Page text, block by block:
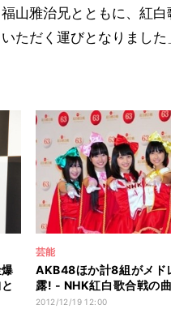
山雅治兄とともに、紅
ただく運びとなりました
芸能
AKB48ほか計8組がメド
露! - NHK紅白歌合戦の
2012/12/19 12:00